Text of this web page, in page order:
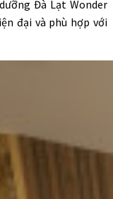
Đà Lạt Wonder
đại và phù hợp với